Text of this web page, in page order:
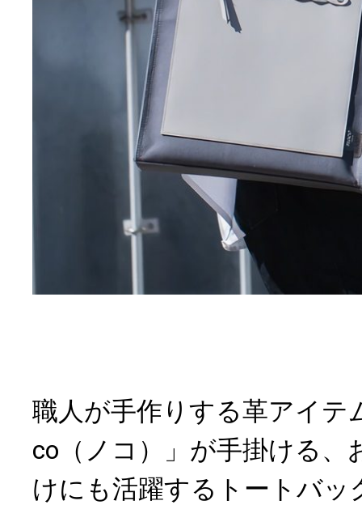
職人が手作りする革アイテ
co（ノコ）」が手掛ける、
けにも活躍するトートバッ